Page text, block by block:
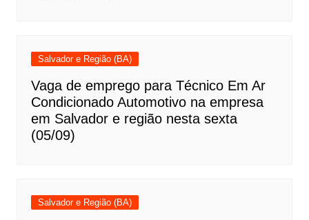
Salvador e Região (BA)
Vaga de emprego para Técnico Em Ar
Condicionado Automotivo na empresa
em Salvador e região nesta sexta
(05/09)
Salvador e Região (BA)